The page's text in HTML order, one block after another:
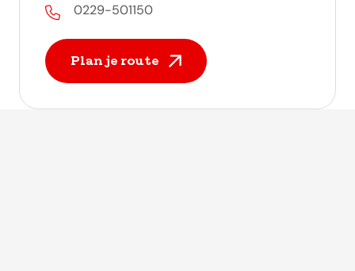
0229-501150
Plan je route